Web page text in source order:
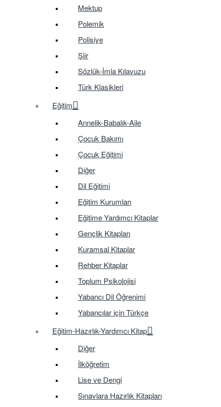
Mektup
Polemik
Polisiye
Şiir
Sözlük-İmla Kılavuzu
Türk Klasikleri
Eğitim
Annelik-Babalık-Aile
Çocuk Bakımı
Çocuk Eğitimi
Diğer
Dil Eğitimi
Eğitim Kurumları
Eğitime Yardımcı Kitaplar
Gençlik Kitapları
Kuramsal Kitaplar
Rehber Kitaplar
Toplum Psikolojisi
Yabancı Dil Öğrenimi
Yabancılar için Türkçe
Eğitim-Hazırlık-Yardımcı Kitap
Diğer
İlköğretim
Lise ve Dengi
Sınavlara Hazırlık Kitapları